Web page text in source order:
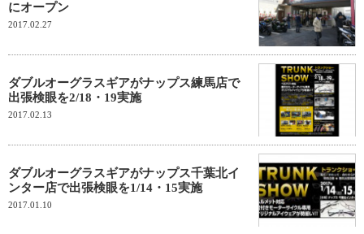
にオープン
2017.02.27
ダブルオーグラスギアがナップス練馬店で
出張検眼を2/18・19実施
2017.02.13
ダブルオーグラスギアがナップス千葉北イ
ンター店で出張検眼を1/14・15実施
2017.01.10